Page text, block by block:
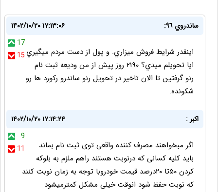
ساندروي ٩٦:
۱۴۰۲/۱۰/۲۰ ۱۷:۱۳:۰۶
17
15 اينقدر شرايط فروش ميزاري. و پول از دست مردم ميگيري
ايا تحويلم ميدي؟ ٢١٩٠ روز پيش از من وديعه ثبت نام
رنو گرفتين تا الان تاخير در تحويل رنو ساندرو ركورد ها رو
شكونده.
اکبر :
۱۴۰۲/۱۰/۲۰ ۱۷:۱۴:۲۴
9
11
اگر مبخواهند مصرف کننده واقعی توی ثبت نام بماند
باید کلیه کسانی که درنوبت هستند راهم ملزم به بلوکه
کردن ۵۰تا ۲۰درصد قیمت خودروبا توجه به زمان نوبت کنند
که نوبت حفظ شود انوقت خیلی مشکل کمترمیشود